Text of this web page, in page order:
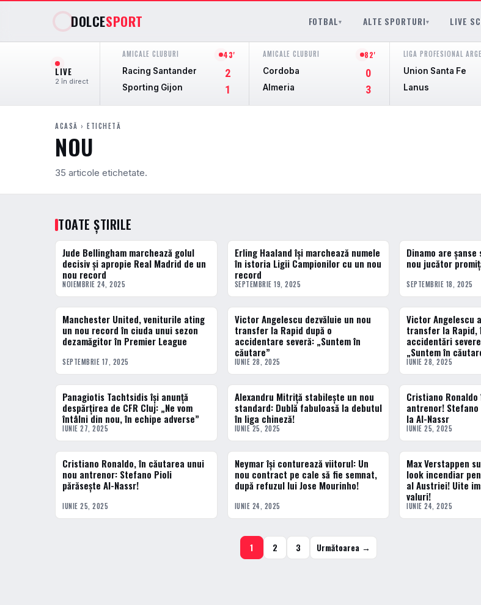
DOLCESPORT FOTBAL▾ ALTE SPORTURI▾ LIVE
LIVE
2 în direct
AMICALE CLUBURI 68'
Racing Santander 2
Sporting Gijon 1
AMICALE CLUBURI 82'
Cordoba 0
Almeria 3
LIGA PROFESIONAL
Union Santa Fe
Lanus
ACASĂ › ETICHETĂ
NOU
35 articole etichetate.
TOATE ȘTIRILE
FOTBAL EXTERN
Jude Bellingham marchează golul
decisiv și apropie Real Madrid de un
nou record
NOIEMBRIE 24, 2025
FOTBAL EXTERN
Erling Haaland își marchează numele
în istoria Ligii Campionilor cu un nou
record
SEPTEMBRIE 19, 2025
ACTUALE
Dinamo are
nou jucător
SEPTEMBRIE 18, 2025
FOTBAL EXTERN
Manchester United, veniturile ating
un nou record în ciuda unui sezon
dezamăgitor în Premier League
SEPTEMBRIE 17, 2025
ACTUALE
Victor Angelescu dezvăluie un nou
transfer la Rapid după o
accidentare severă: „Suntem în
căutare”
IUNIE 28, 2025
ACTUALE
Victor Angelescu
transfer la Rapid,
accidentări
„Suntem în
IUNIE 28, 2025
ACTUALE
Panagiotis Tachtsidis își anunță
despărțirea de CFR Cluj: „Ne vom
întâlni din nou, în echipe adverse”
IUNIE 27, 2025
FOTBAL EXTERN
Alexandru Mitriță stabilește un nou
standard: Dublă fabuloasă la debutul
în liga chineză!
IUNIE 25, 2025
FOTBAL EXTERN
Cristiano
antrenor!
la Al-Nassr
IUNIE 25, 2025
FOTBAL EXTERN
Cristiano Ronaldo, în căutarea unui
nou antrenor: Stefano Pioli
părăsește Al-Nassr!
IUNIE 25, 2025
FOTBAL EXTERN
Neymar își conturează viitorul: Un
nou contract pe cale să fie semnat,
după refuzul lui Jose Mourinho!
IUNIE 24, 2025
ACTUALE
Max Verstappen
look incendiar
al Austriei! Uite
valuri!
IUNIE 24, 2025
1 2 3 Următoarea →